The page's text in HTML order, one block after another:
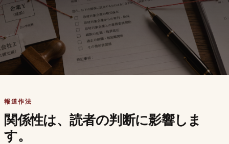
報道作法
関係性は、読者の判断に影響しま
す。